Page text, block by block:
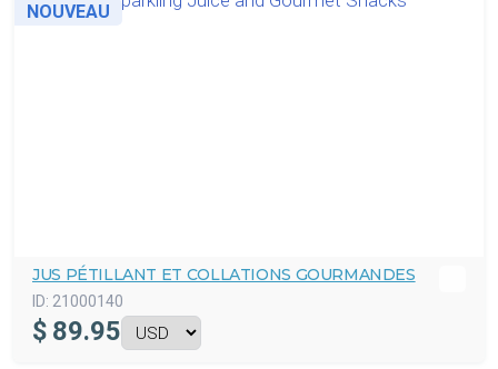
NOUVEAU
JUS PÉTILLANT ET COLLATIONS GOURMANDES
ID: 21000140
$ 89.95